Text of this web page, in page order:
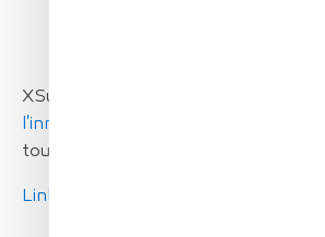
XSun will be at
l'innovation de défense
touch SolarXOne !
Link